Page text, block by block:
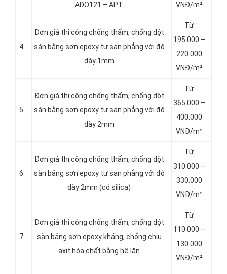
ADO121 – APT
VNĐ/m²
4
Đơn giá thi công chống thấm, chống dột
sàn bằng sơn epoxy tự san phẳng với độ
dày 1mm
Từ
195.000 –
220.000
VNĐ/m²
5
Đơn giá thi công chống thấm, chống dột
sàn bằng sơn epoxy tự san phẳng với độ
dày 2mm
Từ
365.000 –
400.000
VNĐ/m²
6
Đơn giá thi công chống thấm, chống dột
sàn bằng sơn epoxy tự san phẳng với độ
dày 2mm (có silica)
Từ
310.000 –
330.000
VNĐ/m²
7
Đơn giá thi công chống thấm, chống dột
sàn bằng sơn epoxy kháng, chống chịu
axit hóa chất bằng hệ lăn
Từ
110.000 –
130.000
VNĐ/m²